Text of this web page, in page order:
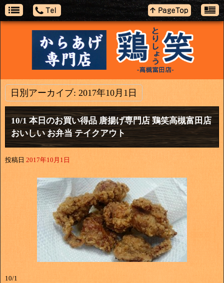
日別アーカイブ: 2017年10月1日
10/1 本日のお買い得品 唐揚げ専門店 鶏笑高槻富田店
おいしい お弁当 テイクアウト
投稿日 2017年10月1日
10/1